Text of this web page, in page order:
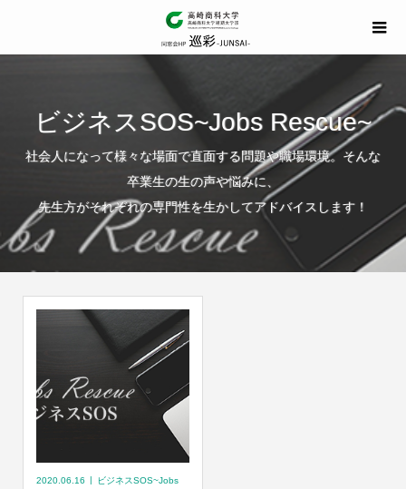
ビジネスSOS~Jobs Rescue~
社会人になって様々な場面で直面する問題や職場環境。そんな
卒業生の生の声や悩みに、
先生方がそれぞれの専門性を生かしてアドバイスします！
2020.06.16
ビジネスSOS~Jobs